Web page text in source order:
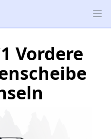
GmbH
Vordere